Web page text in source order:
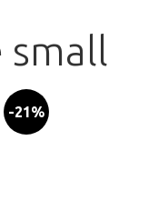
small
-21%